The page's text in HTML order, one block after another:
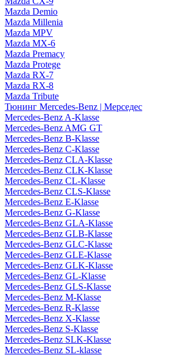
Mazda Demio
Mazda Millenia
Mazda MPV
Mazda MX-6
Mazda Premacy
Mazda Protege
Mazda RX-7
Mazda RX-8
Mazda Tribute
Тюнинг Mercedes-Benz | Мерседес
Mercedes-Benz A-Klasse
Mercedes-Benz AMG GT
Mercedes-Benz B-Klasse
Mercedes-Benz C-Klasse
Mercedes-Benz CLA-Klasse
Mercedes-Benz CLK-Klasse
Mercedes-Benz CL-Klasse
Mercedes-Benz CLS-Klasse
Mercedes-Benz E-Klasse
Mercedes-Benz G-Klasse
Mercedes-Benz GLA-Klasse
Mercedes-Benz GLB-Klasse
Mercedes-Benz GLC-Klasse
Mercedes-Benz GLE-Klasse
Mercedes-Benz GLK-Klasse
Mercedes-Benz GL-Klasse
Mercedes-Benz GLS-Klasse
Mercedes-Benz M-Klasse
Mercedes-Benz R-Klasse
Mercedes-Benz X-Klasse
Mercedes-Benz S-Klasse
Mercedes-Benz SLK-Klasse
Mercedes-Benz SL-klasse